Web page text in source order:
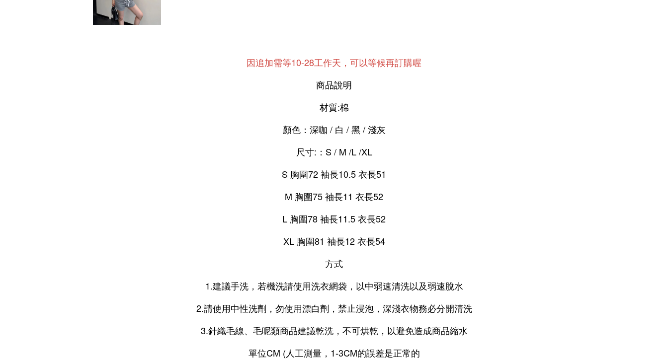
因追加需等10-28工作天，可以等候再訂購喔
商品說明
材質:棉
顏色：深咖 / 白 / 黑 / 淺灰
尺寸:：S / M /L /XL
S 胸圍72 袖長10.5 衣長51
M 胸圍75 袖長11 衣長52
L 胸圍78 袖長11.5 衣長52
XL 胸圍81 袖長12 衣長54
方式
1.建議手洗，若機洗請使用洗衣網袋，以中弱速清洗以及弱速脫水
2.請使用中性洗劑，勿使用漂白劑，禁止浸泡，深淺衣物務必分開清洗
3.針織毛線、毛呢類商品建議乾洗，不可烘乾，以避免造成商品縮水
單位CM (人工測量，1-3CM的誤差是正常的